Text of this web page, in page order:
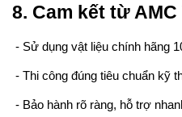
8. Cam kết từ AMC
- Sử dụng vật liệu chính hãng
- Thi công đúng tiêu chuẩn kỹ
- Bảo hành rõ ràng, hỗ trợ